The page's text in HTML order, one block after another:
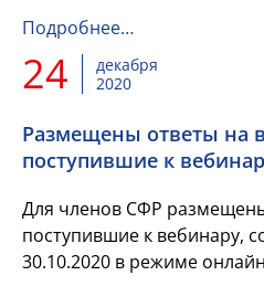
Подробнее…
24
декабря
2020
Размещены ответы на
поступившие к
Для членов СФР
поступившие к вебинару,
30.10.2020 в режиме